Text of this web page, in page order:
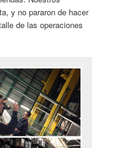
y no pararon de hacer
de las operaciones